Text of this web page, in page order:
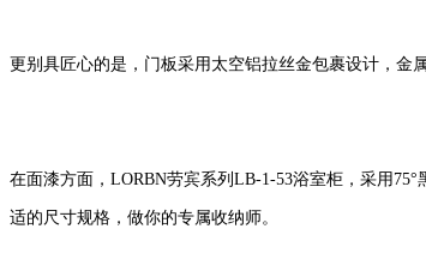
更别具匠心的是，门板采用太空铝拉丝金包裹设计，金
在面漆方面， LORBN劳宾系列LB-1-53浴室柜 ， 采用 75°
适的尺寸规格，做你的专属收纳师。